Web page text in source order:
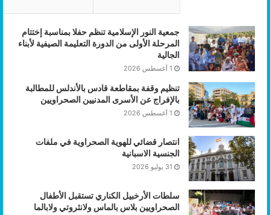
جمعية النور الإسلامية تنظم حفلا بمناسبة إختتام
المرحلة الأولى من الدورة التعليمة الصيفية لأبناء
الجالية
1 أغسطس 2026
تنظيم وقفة بمقاطعة قادس بالأندلس للمطالبة
بالإفراج عن الأسرى المدنيين الصحراويين
1 أغسطس 2026
انتصار قضائي للهوية الصحراوية في ملفات
الجنسية الاسبانية
31 يوليو 2026
سلطات الأرخبيل الكناري تستقبل الأطفال
الصحراويين بلاس بالماس ولانثروتي ولابالما